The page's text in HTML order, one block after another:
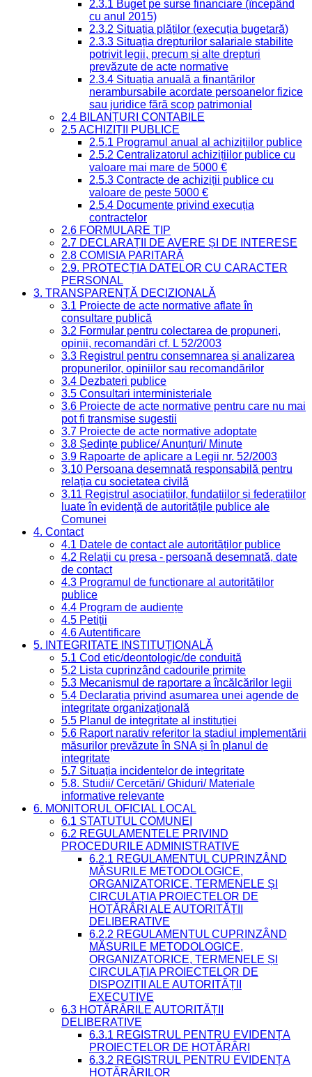
2.3.1 Buget pe surse financiare (începând
cu anul 2015)
2.3.2 Situația plăților (execuția bugetară)
2.3.3 Situația drepturilor salariale stabilite
potrivit legii, precum și alte drepturi
prevăzute de acte normative
2.3.4 Situația anuală a finanțărilor
nerambursabile acordate persoanelor fizice
sau juridice fără scop patrimonial
2.4 BILANȚURI CONTABILE
2.5 ACHIZIȚII PUBLICE
2.5.1 Programul anual al achizițiilor publice
2.5.2 Centralizatorul achizițiilor publice cu
valoare mai mare de 5000 €
2.5.3 Contracte de achiziții publice cu
valoare de peste 5000 €
2.5.4 Documente privind execuția
contractelor
2.6 FORMULARE TIP
2.7 DECLARAȚII DE AVERE ȘI DE INTERESE
2.8 COMISIA PARITARĂ
2.9. PROTECȚIA DATELOR CU CARACTER
PERSONAL
3. TRANSPARENȚĂ DECIZIONALĂ
3.1 Proiecte de acte normative aflate în
consultare publică
3.2 Formular pentru colectarea de propuneri,
opinii, recomandări cf. L 52/2003
3.3 Registrul pentru consemnarea și analizarea
propunerilor, opiniilor sau recomandărilor
3.4 Dezbateri publice
3.5 Consultari interministeriale
3.6 Proiecte de acte normative pentru care nu mai
pot fi transmise sugestii
3.7 Proiecte de acte normative adoptate
3.8 Ședințe publice/ Anunțuri/ Minute
3.9 Rapoarte de aplicare a Legii nr. 52/2003
3.10 Persoana desemnată responsabilă pentru
relația cu societatea civilă
3.11 Registrul asociațiilor, fundațiilor și federațiilor
luate în evidență de autoritățile publice ale
Comunei
4. Contact
4.1 Datele de contact ale autorităților publice
4.2 Relații cu presa - persoană desemnată, date
de contact
4.3 Programul de funcționare al autorităților
publice
4.4 Program de audiențe
4.5 Petiții
4.6 Autentificare
5. INTEGRITATE INSTITUȚIONALĂ
5.1 Cod etic/deontologic/de conduită
5.2 Lista cuprinzând cadourile primite
5.3 Mecanismul de raportare a încălcărilor legii
5.4 Declarația privind asumarea unei agende de
integritate organizațională
5.5 Planul de integritate al instituției
5.6 Raport narativ referitor la stadiul implementării
măsurilor prevăzute în SNA și în planul de
integritate
5.7 Situația incidentelor de integritate
5.8. Studii/ Cercetări/ Ghiduri/ Materiale
informative relevante
6. MONITORUL OFICIAL LOCAL
6.1 STATUTUL COMUNEI
6.2 REGULAMENTELE PRIVIND
PROCEDURILE ADMINISTRATIVE
6.2.1 REGULAMENTUL CUPRINZÂND
MĂSURILE METODOLOGICE,
ORGANIZATORICE, TERMENELE ȘI
CIRCULAȚIA PROIECTELOR DE
HOTĂRÂRI ALE AUTORITĂȚII
DELIBERATIVE
6.2.2 REGULAMENTUL CUPRINZÂND
MĂSURILE METODOLOGICE,
ORGANIZATORICE, TERMENELE ȘI
CIRCULAȚIA PROIECTELOR DE
DISPOZIȚII ALE AUTORITĂȚII
EXECUTIVE
6.3 HOTĂRÂRILE AUTORITĂȚII
DELIBERATIVE
6.3.1 REGISTRUL PENTRU EVIDENȚA
PROIECTELOR DE HOTĂRÂRI
6.3.2 REGISTRUL PENTRU EVIDENȚA
HOTĂRÂRILOR